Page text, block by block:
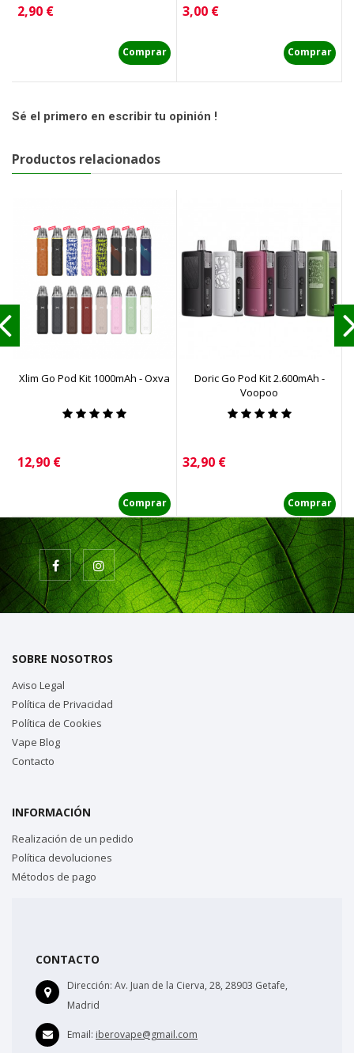
Precio
2,90 €
Comprar
Precio
3,00 €
Comprar
Sé el primero en escribir tu opinión !
Productos relacionados
Xlim Go Pod Kit 1000mAh - Oxva
Precio
12,90 €
Comprar
Doric Go Pod Kit 2.600mAh -
Voopoo
Precio
32,90 €
Comprar
SOBRE NOSOTROS
Aviso Legal
Política de Privacidad
Política de Cookies
Vape Blog
Contacto
INFORMACIÓN
Realización de un pedido
Política devoluciones
Métodos de pago
CONTACTO
Dirección: Av. Juan de la Cierva, 28, 28903 Getafe,
Madrid
Email: iberovape@gmail.com